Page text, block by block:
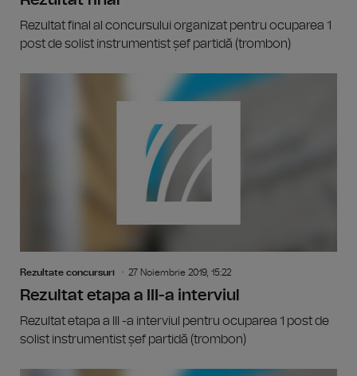
Rezultat final al concursului organizat pentru ocuparea 1
post de solist instrumentist șef partidă (trombon)
Rezultate concursuri 27 Noiembrie 2019, 15:22
Rezultat etapa a III-a interviul
Rezultat etapa a III -a interviul pentru ocuparea 1 post de
solist instrumentist șef partidă (trombon)